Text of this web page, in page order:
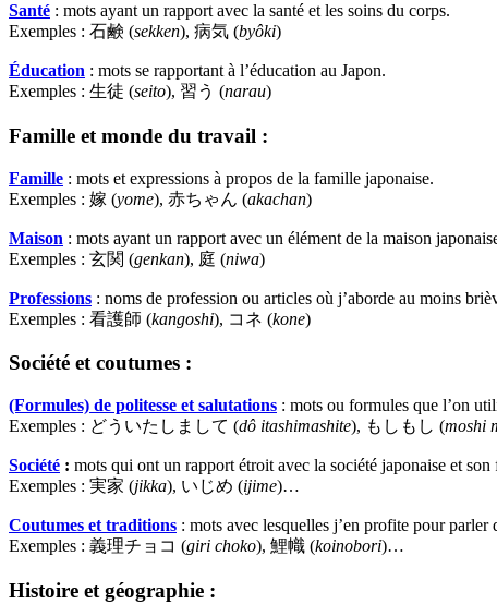
Santé : mots ayant un rapport avec la santé et les soins du corps.
Exemples : 石鹸 (sekken), 病気 (byôki)
Éducation : mots se rapportant à l’éducation au Japon.
Exemples : 生徒 (seito), 習う (narau)
Famille et monde du travail :
Famille : mots et expressions à propos de la famille japonaise.
Exemples : 嫁 (yome), 赤ちゃん (akachan)
Maison : mots ayant un rapport avec un élément de la maison
Exemples : 玄関 (genkan), 庭 (niwa)
Professions : noms de profession ou articles où j’aborde au moins
Exemples : 看護師 (kangoshi), コネ (kone)
Société et coutumes :
(Formules) de politesse et salutations : mots ou formules que l’on
Exemples : どういたしまして (dô itashimashite), もしもし (moshi
Société : mots qui ont un rapport étroit avec la société japonaise et
Exemples : 実家 (jikka), いじめ (ijime)…
Coutumes et traditions : mots avec lesquelles j’en profite pour
Exemples : 義理チョコ (giri choko), 鯉幟 (koinobori)…
Histoire et géographie :